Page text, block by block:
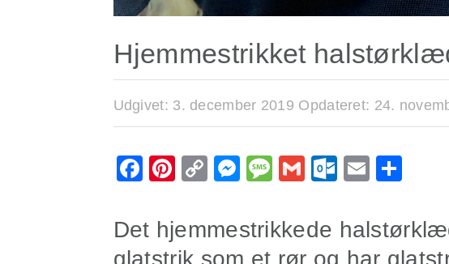
Hjemmestrikket
Udgivet: 3. december 2019 Opdateret: 24.
Facebook
Pinterest
CopyMessenger
Message
Gmail Email
Det hjemmestrikkede
glatstrik som et rør og har